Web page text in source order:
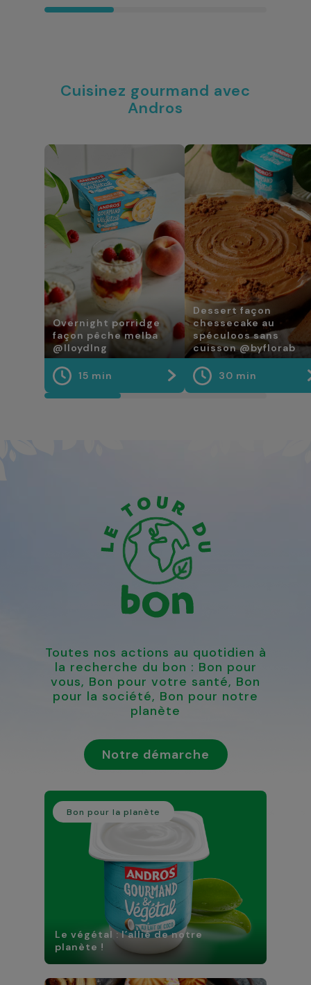
Cuisinez gourmand avec
Andros
Overnight porridge
façon pêche melba
@lloydlng
15 min
Dessert façon
chessecake au
spéculoos sans
cuisson @byflorab
30 min
Toutes nos actions au quotidien à
la recherche du bon : Bon pour
vous, Bon pour votre santé, Bon
pour la société, Bon pour notre
planète
Notre démarche
Bon pour la planète
Le végétal : l’allié de notre
planète !